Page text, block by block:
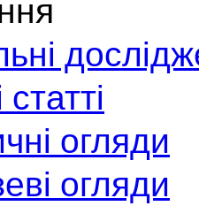
огляди
огляди